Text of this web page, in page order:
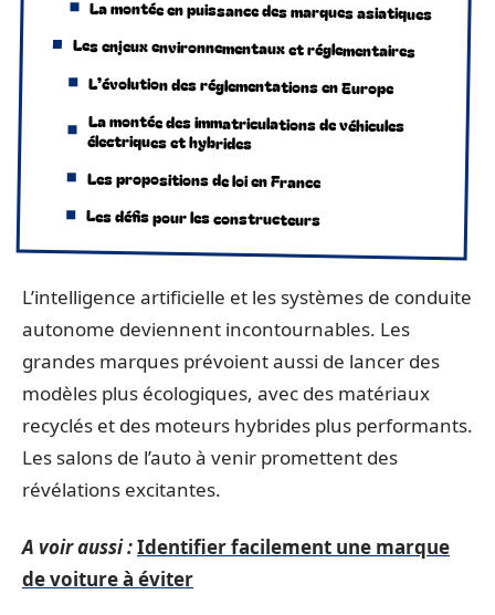
La montée en puissance des marques asiatiques
Les enjeux environnementaux et réglementaires
L’évolution des réglementations en Europe
La montée des immatriculations de véhicules
électriques et hybrides
Les propositions de loi en France
Les défis pour les constructeurs
L’intelligence artificielle et les systèmes de conduite
autonome deviennent incontournables. Les
grandes marques prévoient aussi de lancer des
modèles plus écologiques, avec des matériaux
recyclés et des moteurs hybrides plus performants.
Les salons de l’auto à venir promettent des
révélations excitantes.
A voir aussi :Identifier facilement une marque
de voiture à éviter